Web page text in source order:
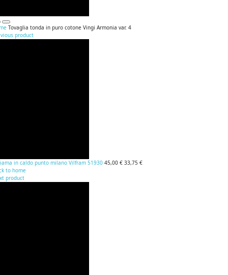
Tovaglia tonda in puro cotone Vingi Armonia var. 4
product
in caldo punto milano Vilfram 51930 45,00 € 33,75 €
to home
product